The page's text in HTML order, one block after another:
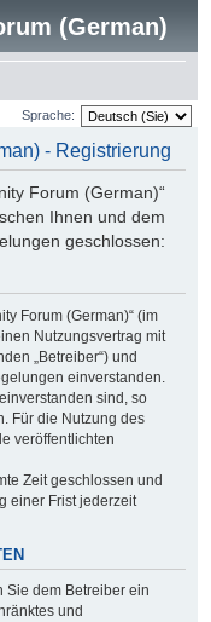
(German)
Sprache:
- Registrierung
Forum (German)“
Ihnen und dem
geschlossen:
Forum (German)“ (im
Nutzungsvertrag mit
„Betreiber“) und
einverstanden.
sind, so
Für die Nutzung des
veröffentlichten
Zeit geschlossen und
einer Frist jederzeit
Sie dem Betreiber ein
und